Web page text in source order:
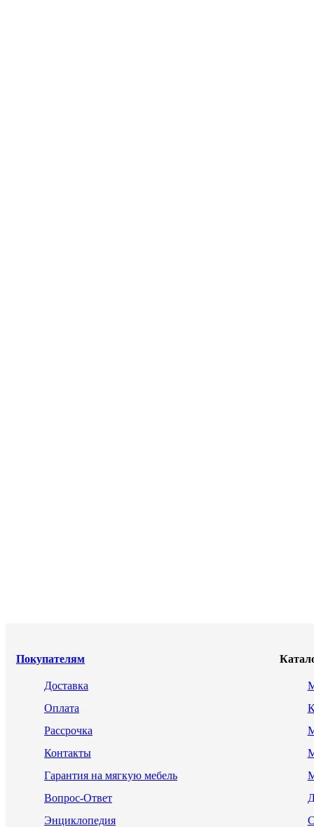
Покупателям
Доставка
Оплата
Рассрочка
Контакты
Гарантия на мягкую мебель
Вопрос-Ответ
Энциклопедия